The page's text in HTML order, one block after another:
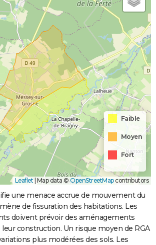
Faible
Moyen
Fort
Leaflet | Map data ©OpenStreetMapcontributors
une menace accrue de mouvement du
de fissuration des habitations. Les
doivent prévoir des aménagements
construction. Un risque moyen de RGA
plus modérées des sols. Les